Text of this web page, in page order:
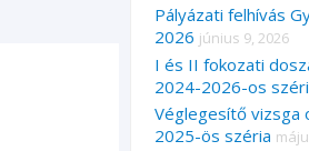
Pályázati felhívás
2026 június 9, 2026
I és II fokozati
2024-2026-os
Véglegesítő vizsga
2025-ös széria